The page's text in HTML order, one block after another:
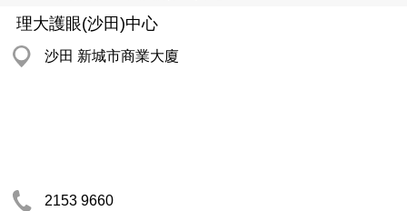
理大護眼(沙田)中心
沙田 新城市商業大廈
2153 9660